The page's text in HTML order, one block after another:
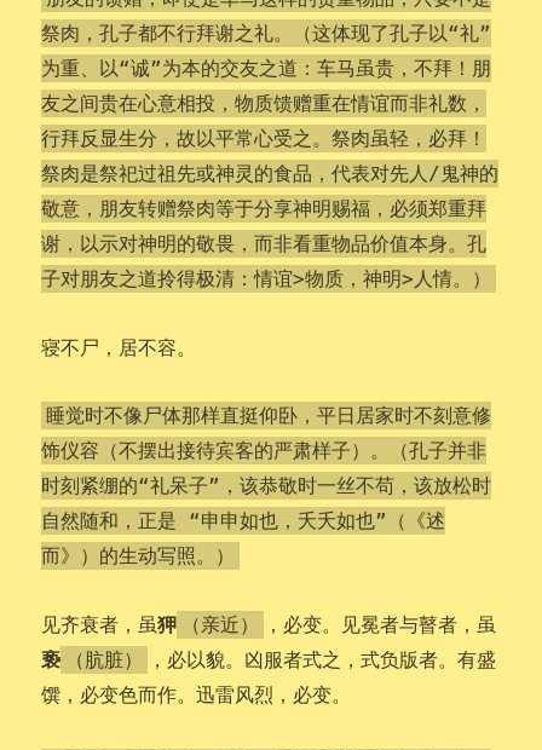
祭肉，孔子都不行拜谢之礼。（这体现了孔子以“礼”
为重、以“诚”为本的交友之道：车马虽贵，不拜！朋
友之间贵在心意相投，物质馈赠重在情谊而非礼数，
行拜反显生分，故以平常心受之。祭肉虽轻，必拜！
祭肉是祭祀过祖先或神灵的食品，代表对先人/鬼神的
敬意，朋友转赠祭肉等于分享神明赐福，必须郑重拜
谢，以示对神明的敬畏，而非看重物品价值本身。孔
子对朋友之道拎得极清：情谊>物质，神明>人情。 ）
寝不尸，居不容。
睡觉时不像尸体那样直挺仰卧，平日居家时不刻意修
饰仪容（不摆出接待宾客的严肃样子）。（孔子并非
时刻紧绷的“礼呆子”，该恭敬时一丝不苟，该放松时
自然随和，正是 “申申如也，夭夭如也”（《述
而》）的生动写照。）
见齐衰者，虽狎 （亲近） ，必变。见冕者与瞽者，虽
亵 （肮脏）
，必以貌。凶服者式之，式负版者。有盛
馔，必变色而作。迅雷风烈，必变。